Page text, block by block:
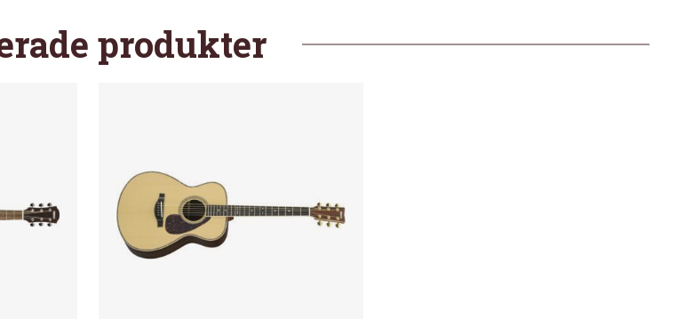
produkter